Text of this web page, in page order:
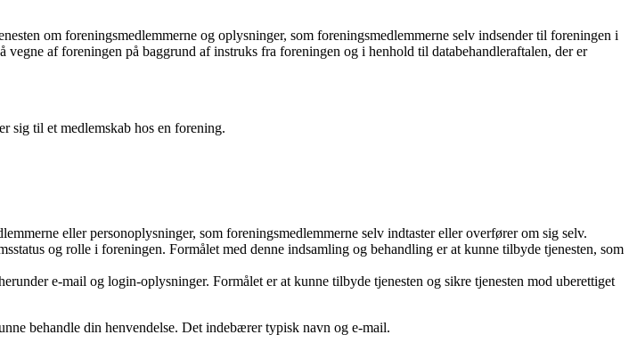
om foreningsmedlemmerne og oplysninger, som foreningsmedlemmerne selv indsender til foreningen i
af foreningen på baggrund af instruks fra foreningen og i henhold til databehandleraftalen, der er
sig til et medlemskab hos en forening.
eller personoplysninger, som foreningsmedlemmerne selv indtaster eller overfører om sig selv.
og rolle i foreningen. Formålet med denne indsamling og behandling er at kunne tilbyde tjenesten, som
e-mail og login-oplysninger. Formålet er at kunne tilbyde tjenesten og sikre tjenesten mod uberettiget
behandle din henvendelse. Det indebærer typisk navn og e-mail.